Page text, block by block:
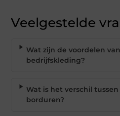
Veelgestelde
Wat zijn de voordelen
bedrijfskleding?
Wat is het verschil
borduren?